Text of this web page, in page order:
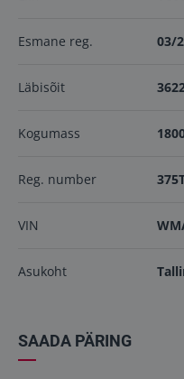
Esmane reg. 03/
Läbisõit
Kogumass
Reg. number
VIN
Asukoht
SAADA PÄRING